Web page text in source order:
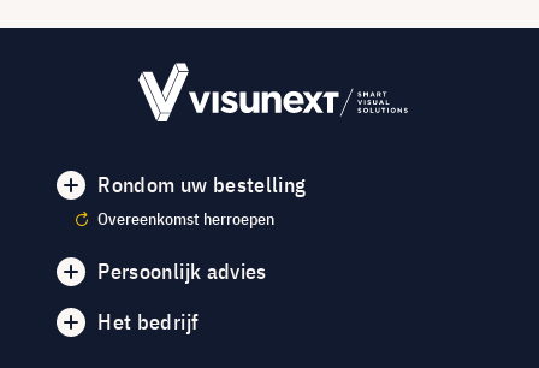
Rondom uw bestelling
Overeenkomst herroepen
Persoonlijk advies
Het bedrijf